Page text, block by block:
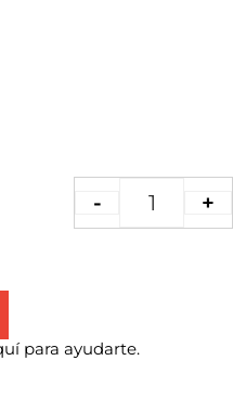
- +
para ayudarte.